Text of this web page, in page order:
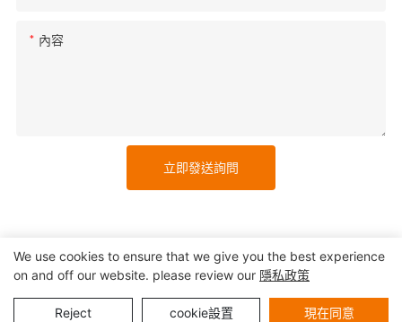
內容
立即發送詢問
版權所有© 2025 深圳市精實自助終端系統有限公司 |
隱私權政策
We use cookies to ensure that we give you the best experience
on and off our website. please review our 隱私政策
Reject cookie設置 現在同意